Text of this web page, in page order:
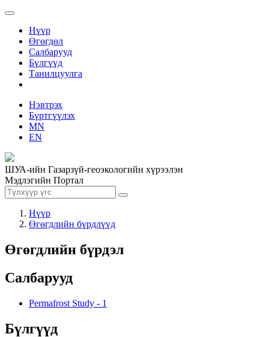
Нүүр
Өгөгдөл
Салбарууд
Бүлгүүд
Танилцуулга
Нэвтрэх
Бүртгүүлэх
MN
EN
ШУА-ийн Газарзүй-геоэкологийн хүрээлэн
Мэдлэгийн Портал
Нүүр
Өгөгдлийн бүрдлүүд
Өгөгдлийн бүрдэл
Салбарууд
Permafrost Study - 1
Бүлгүүд